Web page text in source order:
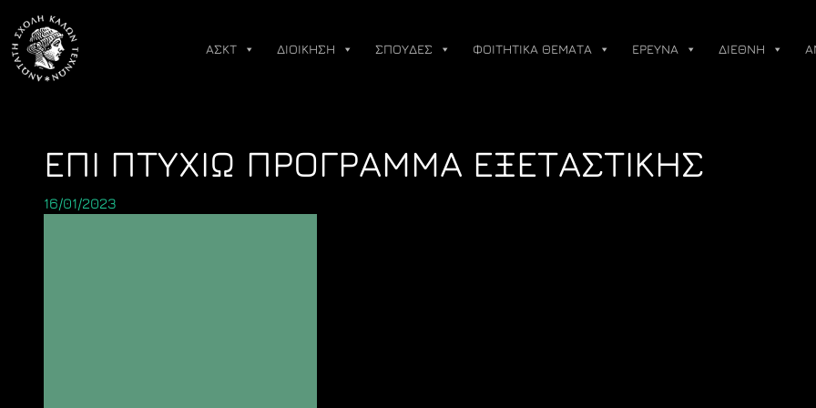
content
ΑΣΚΤ ΔΙΟΙΚΗΣΗ ΣΠΟΥΔΕΣ ΦΟΙΤΗΤΙΚΑ ΘΕΜΑΤΑ ΕΡΕΥΝΑ ΔΙΕΘΝΗ
ΕΠΙ ΠΤΥΧΙΩ ΠΡΟΓΡΑΜΜΑ ΕΞΕΤΑΣΤΙΚΗΣ
16/01/2023